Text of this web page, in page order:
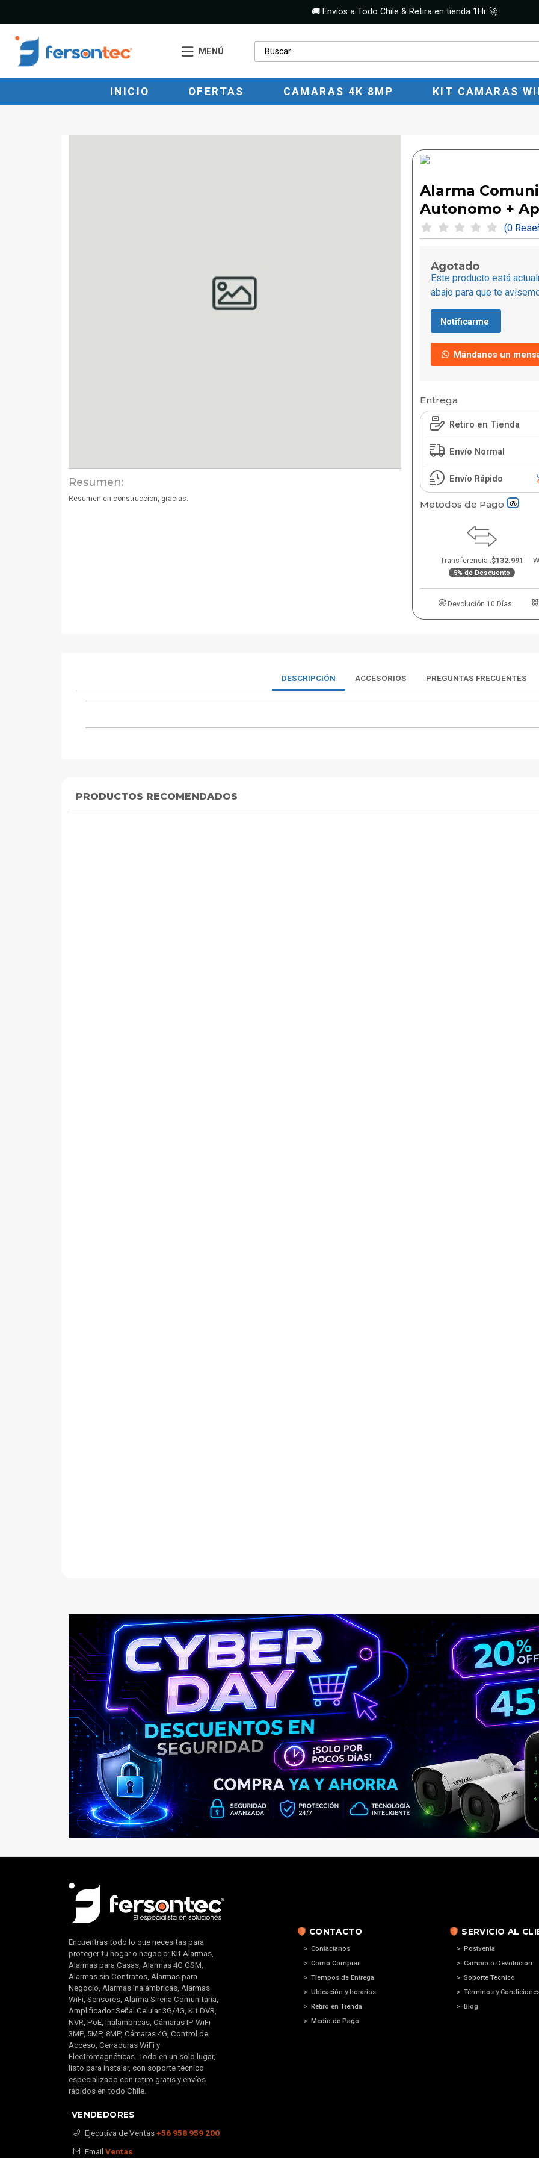
🚚 Envíos a Todo Chile & Retira en tienda 1Hr 🚀
MENÚ
INICIO OFERTAS CAMARAS 4K 8MP KIT CAMARAS
Resumen:
Resumen en construccion, gracias.
Alarma
Autonomo +
(0
Agotado
Este producto está
abajo para que te
Notificarme
Mándanos un
Entrega
Retiro en Tienda
Envío Normal
Envío Rápido
Metodos de Pago
Transferencia :$132.991
5% de Descuento
Devolución 10 Días
DESCRIPCIÓN ACCESORIOS PREGUNTAS FRECUENTES
PRODUCTOS RECOMENDADOS
Encuentras todo lo que necesitas para
proteger tu hogar o negocio: Kit Alarmas,
Alarmas para Casas, Alarmas 4G GSM,
Alarmas sin Contratos, Alarmas para
Negocio, Alarmas Inalámbricas, Alarmas
WiFi, Sensores, Alarma Sirena Comunitaria,
Amplificador Señal Celular 3G/4G, Kit DVR,
NVR, PoE, Inalámbricas, Cámaras IP WiFi
3MP, 5MP, 8MP, Cámaras 4G, Control de
Acceso, Cerraduras WiFi y
Electromagnéticas. Todo en un solo lugar,
listo para instalar, con soporte técnico
especializado con retiro gratis y envíos
rápidos en todo Chile.
VENDEDORES
Ejecutiva de Ventas+56 958 959 200
Email Ventas
CONTACTO
> Contactanos
> Como Comprar
> Tiempos de Entrega
> Ubicación y horarios
> Retiro en Tienda
> Medio de Pago
SERVICIO AL
> Postventa
> Cambio o Devolución
> Soporte Tecnico
> Términos y
> Blog